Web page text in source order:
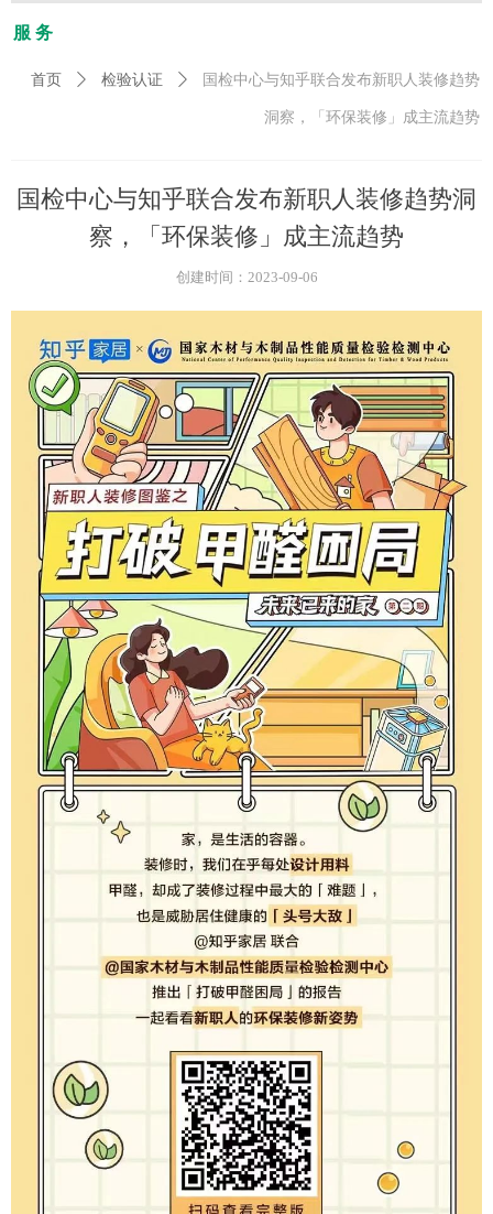
国检中心与知乎联合发布新职人装修趋势洞
察，「环保装修」成主流趋势
服 务
首页 ꄲ 检验认证 ꄲ 国检中心与知乎联合发布新职人装修趋势
洞察，「环保装修」成主流趋势
创建时间： 2023-09-06